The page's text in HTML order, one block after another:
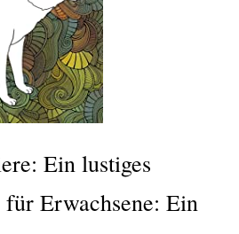
Ein lustiges
Erwachsene: Ein